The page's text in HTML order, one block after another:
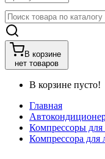
В корзине
нет товаров
В корзине пусто!
Главная
Компрессоры для
Компрессора для